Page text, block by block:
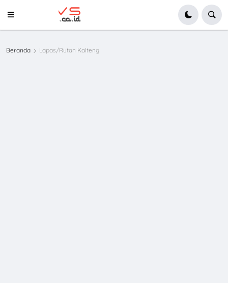
Beranda Lapas/Rutan Kalteng